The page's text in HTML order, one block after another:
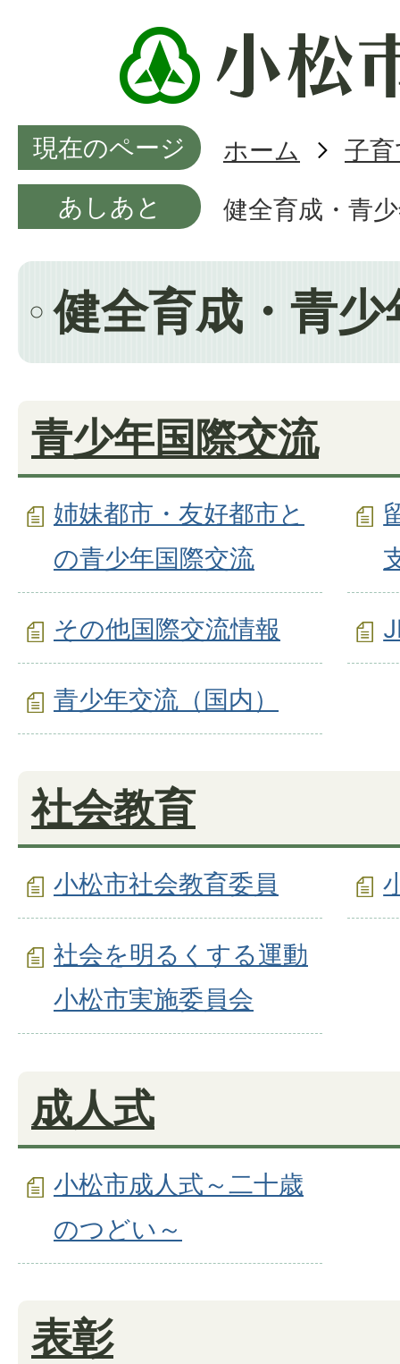
現在のページ ホーム
子
あしあと
健全育成・青
健全育成・青少
青少年国際交流
姉妹都市・友好都市と
の青少年国際交流
その他国際交流情報
青少年交流（国内）
社会教育
小松市社会教育委員
社会を明るくする運動
小松市実施委員会
成人式
小松市成人式～二十歳
のつどい～
表彰